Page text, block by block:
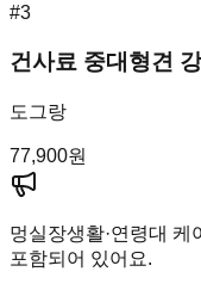
#3
건사료 중대형견
도그랑
77,900원
멍실장생활·연령대 케
포함되어 있어요.